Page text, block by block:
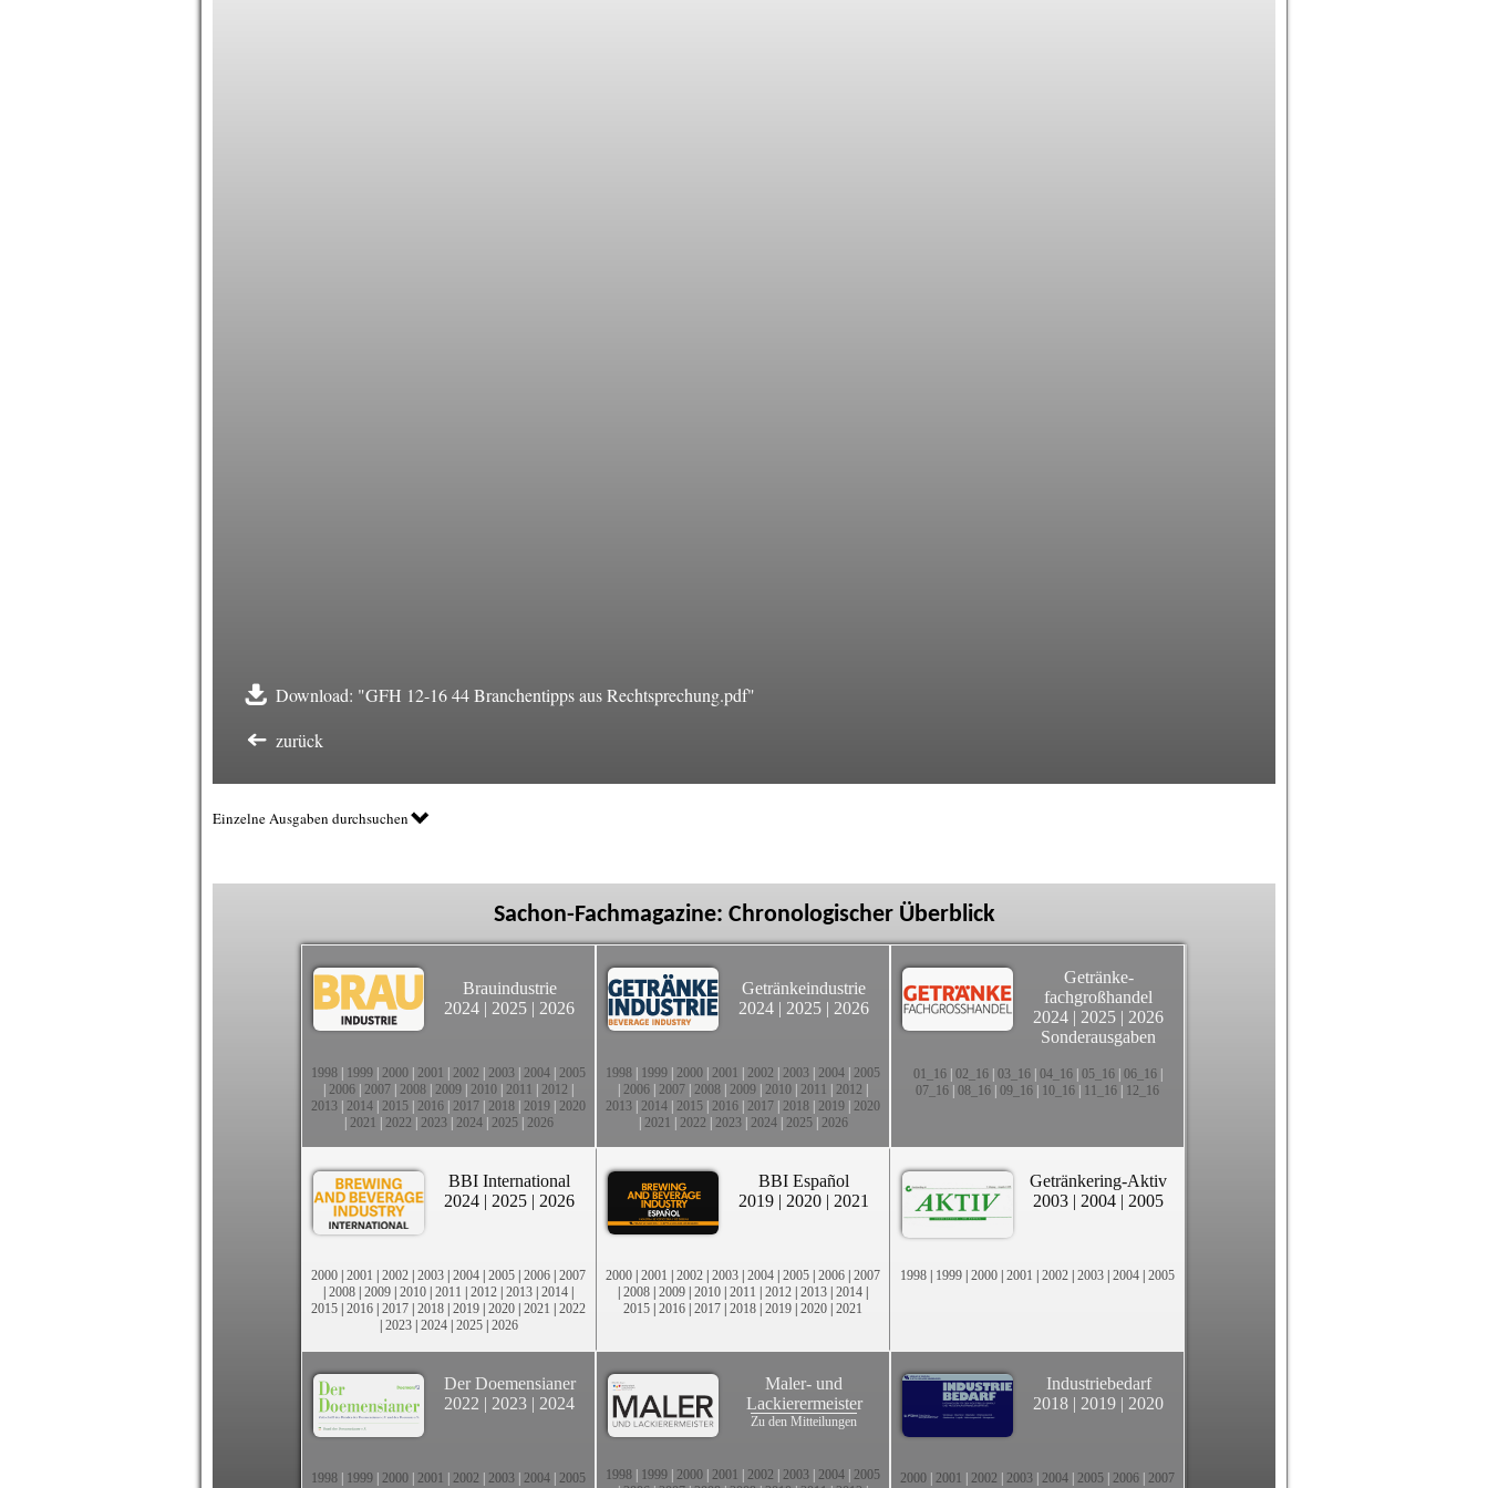
Download: "GFH 12-16 44 Branchentipps aus Rechtsprechung.pdf"
zurück
Einzelne Ausgaben durchsuchen
Sachon-Fachmagazine: Chronologischer Überblick
Brauindustrie
2024 | 2025 | 2026
1998 1999 2000 2001 2002 2003 2004 2005
2006 2007 2008 2009 2010 2011 2012
2013 2014 2015 2016 2017 2018 2019 2020
2021 2022 2023| 2024| 2025| 2026
Getränkeindustrie
2024 | 2025 | 2026
1998 1999 2000 2001 2002 2003 2004 2005
2006 2007 2008 2009 2010 2011 2012
2013 2014 2015 2016 2017 2018 2019 2020
2021 2022 2023| 2024| 2025| 2026
Getränke-
fachgroßhandel
2024 | 2025 | 2026
Sonderausgaben
01_16| 02_16| 03_16| 04_16| 05_16| 06_16|
07_16 08_16 09_16 10_16 11_16 12_16
BBI International
2024 | 2025 | 2026
2000 | 2001 | 2002 | 2003 | 2004 | 2005 | 2006 | 2007
| 2008 | 2009 | 2010 | 2011 | 2012 | 2013 | 2014 |
2015 | 2016 | 2017 | 2018 | 2019 | 2020 | 2021 | 2022
| 2023| 2024| 2025| 2026
BBI Español
2019 | 2020 | 2021
2000 | 2001 | 2002 | 2003 | 2004 | 2005 | 2006 | 2007
| 2008 | 2009 | 2010 | 2011 | 2012 | 2013 | 2014 |
2015 | 2016 | 2017 | 2018 | 2019 | 2020 | 2021
Getränkering-Aktiv
2003 | 2004 | 2005
1998 | 1999 | 2000 | 2001 | 2002 | 2003 | 2004 | 2005
Der Doemensianer
2022 | 2023 | 2024
1998 1999 2000 2001 2002 2003 2004 2005
Maler- und
Lackierermeister
Zu den Mitteilungen
1998 1999 2000 2001 2002 2003 2004 2005
Industriebedarf
2018 | 2019 | 2020
2000 2001 2002 2003 2004 2005 2006 2007